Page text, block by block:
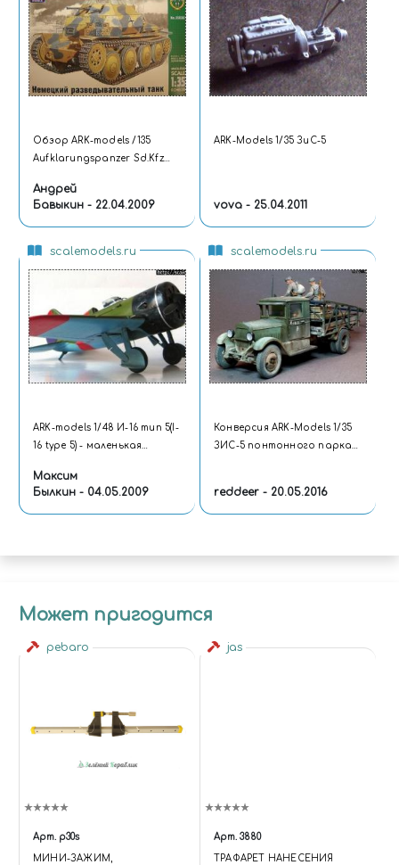
Обзор ARK-models /135
Aufklarungspanzer Sd.Kfz
разведывательный танк
Андрей
Бавыкин - 22.04.2009
ARK-Models 1/35 ЗиС-5
vova - 25.04.2011
scalemodels.ru
ARK-models 1/48 И-16 тип 5(I-
16 type 5) - маленькая
Максим
Былкин - 04.05.2009
scalemodels.ru
Конверсия ARK-Models 1/35
ЗИС-5 понтонного парка
reddeer - 20.05.2016
Может пригодится
pebaro
Арт. p30s
МИНИ-ЗАЖИМ,
jas
Арт. 3880
ТРАФАРЕТ НАНЕСЕНИЯ